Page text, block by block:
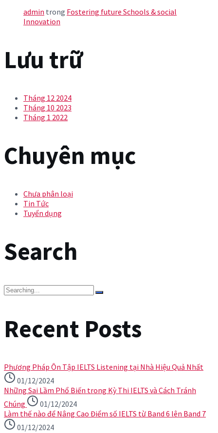
admin trong Fostering future Schools & social
Innovation
Lưu trữ
Tháng 12 2024
Tháng 10 2023
Tháng 1 2022
Chuyên mục
Chưa phân loại
Tin Tức
Tuyển dụng
Search
Search
Recent Posts
Phương Pháp Ôn Tập IELTS Listening tại Nhà Hiệu Quả Nhất
01/12/2024
Những Sai Lầm Phổ Biến trong Kỳ Thi IELTS và Cách Tránh
Chúng
01/12/2024
Làm thế nào để Nâng Cao Điểm số IELTS từ Band 6 lên Band 7
01/12/2024